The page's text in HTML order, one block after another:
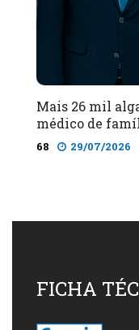
Mais 26 mil
médico de
68 29/07/2026
FICHA